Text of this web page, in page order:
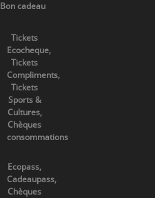
Bon cadeau
Tickets
Ecocheque,
Tickets
Compliments,
Tickets
Sports &
Cultures,
Chèques
consommations
Ecopass,
Cadeaupass,
Chèques